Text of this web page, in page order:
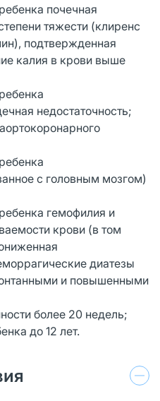
почечная
тяжести (клиренс
подтвержденная
калия в крови выше
недостаточность;
с головным мозгом)
гемофилия и
крови (в том
диатезы
и повышенными
более 20 недель;
до 12 лет.